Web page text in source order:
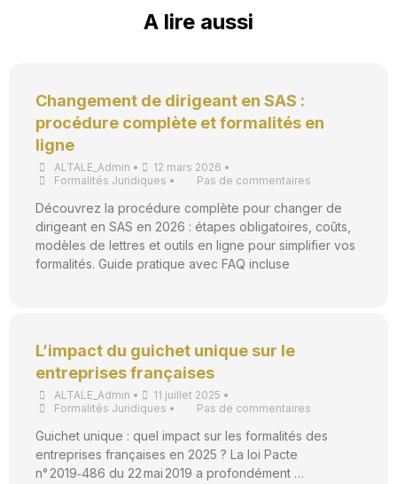
A lire aussi
Changement de dirigeant en SAS :
procédure complète et formalités en
ligne
ALTALE_Admin • 12 mars 2026 •
Formalités Juridiques • Pas de commentaires
Découvrez la procédure complète pour changer de
dirigeant en SAS en 2026 : étapes obligatoires, coûts,
modèles de lettres et outils en ligne pour simplifier vos
formalités. Guide pratique avec FAQ incluse
L’impact du guichet unique sur le
entreprises françaises
ALTALE_Admin • 11 juillet 2025 •
Formalités Juridiques • Pas de commentaires
Guichet unique : quel impact sur les formalités des
entreprises françaises en 2025 ? La loi Pacte
n° 2019‑486 du 22 mai 2019 a profondément …